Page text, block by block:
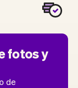
fotos y
de